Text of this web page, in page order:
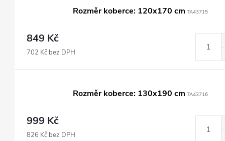
Rozměr koberce: 120x170 cm TA43715
849 Kč
702 Kč bez DPH
Rozměr koberce: 130x190 cm TA43716
999 Kč
826 Kč bez DPH